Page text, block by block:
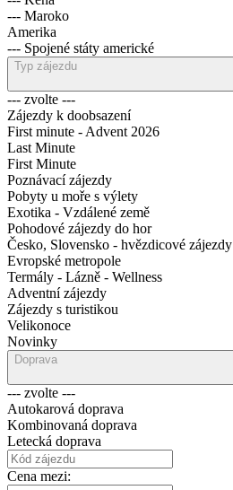
--- Maroko
Amerika
--- Spojené státy americké
Typ zájezdu
--- zvolte ---
Zájezdy k doobsazení
First minute - Advent 2026
Last Minute
First Minute
Poznávací zájezdy
Pobyty u moře s výlety
Exotika - Vzdálené země
Pohodové zájezdy do hor
Česko, Slovensko - hvězdicové zájezdy
Evropské metropole
Termály - Lázně - Wellness
Adventní zájezdy
Zájezdy s turistikou
Velikonoce
Novinky
Doprava
--- zvolte ---
Autokarová doprava
Kombinovaná doprava
Letecká doprava
Cena mezi: